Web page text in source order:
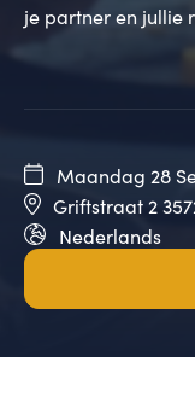
je partner en jullie
Maandag 28
Griftstraat 2
Nederlands